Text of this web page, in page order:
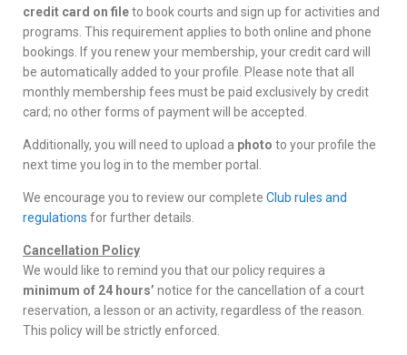
credit card on fileto book courts and sign up for activities and
programs. This requirement applies to both online and phone
bookings. If you renew your membership, your credit card will
be automatically added to your profile. Please note that all
monthly membership fees must be paid exclusively by credit
card; no other forms of payment will be accepted.
Additionally, you will need to upload a photo to your profile the
next time you log in to the member portal.
We encourage you to review our complete Club rules and
regulations for further details.
Cancellation Policy
We would like to remind you that our policy requires a
minimum of 24 hours’ notice for the cancellation of a court
reservation, a lesson or an activity, regardless of the reason.
This policy will be strictly enforced.